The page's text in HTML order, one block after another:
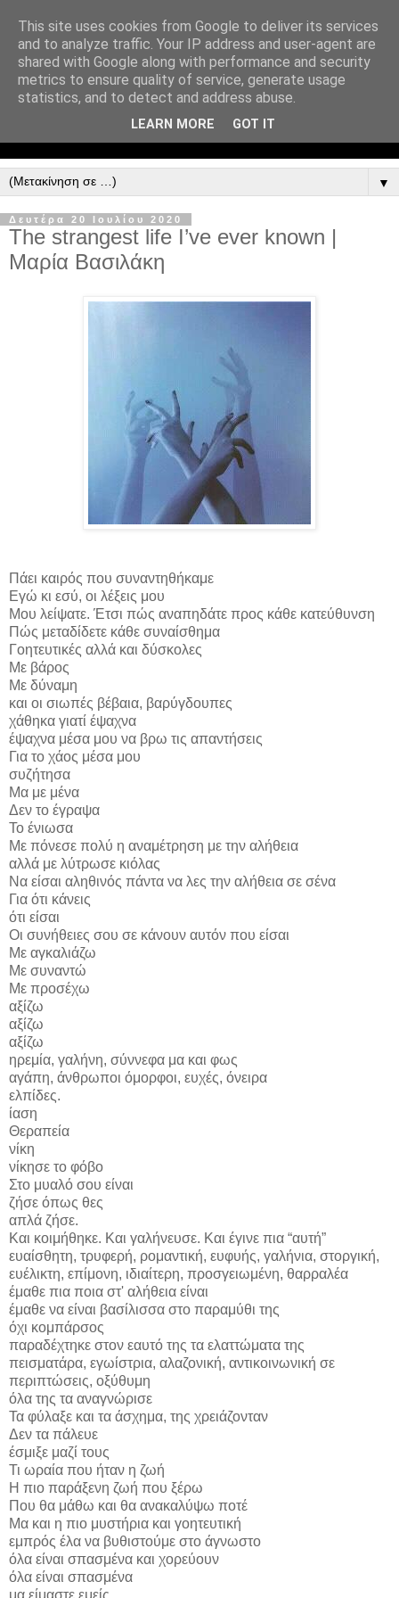
▼
Δευτέρα 20 Ιουλίου 2020
The strangest life I’ve ever known |
Μαρία Βασιλάκη
Πάει καιρός που συναντηθήκαμε
Εγώ κι εσύ, οι λέξεις μου
Μου λείψατε. Έτσι πώς αναπηδάτε προς κάθε κατεύθυνση
Πώς μεταδίδετε κάθε συναίσθημα
Γοητευτικές αλλά και δύσκολες
Με βάρος
Με δύναμη
και οι σιωπές βέβαια, βαρύγδουπες
χάθηκα γιατί έψαχνα
έψαχνα μέσα μου να βρω τις απαντήσεις
Για το χάος μέσα μου
συζήτησα
Μα με μένα
Δεν το έγραψα
Το ένιωσα
Με πόνεσε πολύ η αναμέτρηση με την αλήθεια
αλλά με λύτρωσε κιόλας
Να είσαι αληθινός πάντα να λες την αλήθεια σε σένα
Για ότι κάνεις
ότι είσαι
Οι συνήθειες σου σε κάνουν αυτόν που είσαι
Με αγκαλιάζω
Με συναντώ
Με προσέχω
αξίζω
αξίζω
αξίζω
ηρεμία, γαλήνη, σύννεφα μα και φως
αγάπη, άνθρωποι όμορφοι, ευχές, όνειρα
ελπίδες.
ίαση
Θεραπεία
νίκη
νίκησε το φόβο
Στο μυαλό σου είναι
ζήσε όπως θες
απλά ζήσε.
Και κοιμήθηκε. Και γαλήνευσε. Και έγινε πια “αυτή”
ευαίσθητη, τρυφερή, ρομαντική, ευφυής, γαλήνια, στοργική,
ευέλικτη, επίμονη, ιδιαίτερη, προσγειωμένη, θαρραλέα
έμαθε πια ποια στ' αλήθεια είναι
έμαθε να είναι βασίλισσα στο παραμύθι της
όχι κομπάρσος
παραδέχτηκε στον εαυτό της τα ελαττώματα της
πεισματάρα, εγωίστρια, αλαζονική, αντικοινωνική σε
περιπτώσεις, οξύθυμη
όλα της τα αναγνώρισε
Τα φύλαξε και τα άσχημα, της χρειάζονταν
Δεν τα πάλευε
έσμιξε μαζί τους
Τι ωραία που ήταν η ζωή
Η πιο παράξενη ζωή που ξέρω
Που θα μάθω και θα ανακαλύψω ποτέ
Μα και η πιο μυστήρια και γοητευτική
εμπρός έλα να βυθιστούμε στο άγνωστο
όλα είναι σπασμένα και χορεύουν
όλα είναι σπασμένα
μα είμαστε εμείς
This site uses cookies from Google to deliver its services
and to analyze traffic. Your IP address and user-agent are
shared with Google along with performance and security
metrics to ensure quality of service, generate usage
statistics, and to detect and address abuse.
LEARN MORE GOT IT